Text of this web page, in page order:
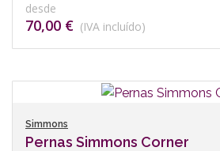
desde
70,00 € (IVA incluído)
Simmons
Pernas Simmons Corner